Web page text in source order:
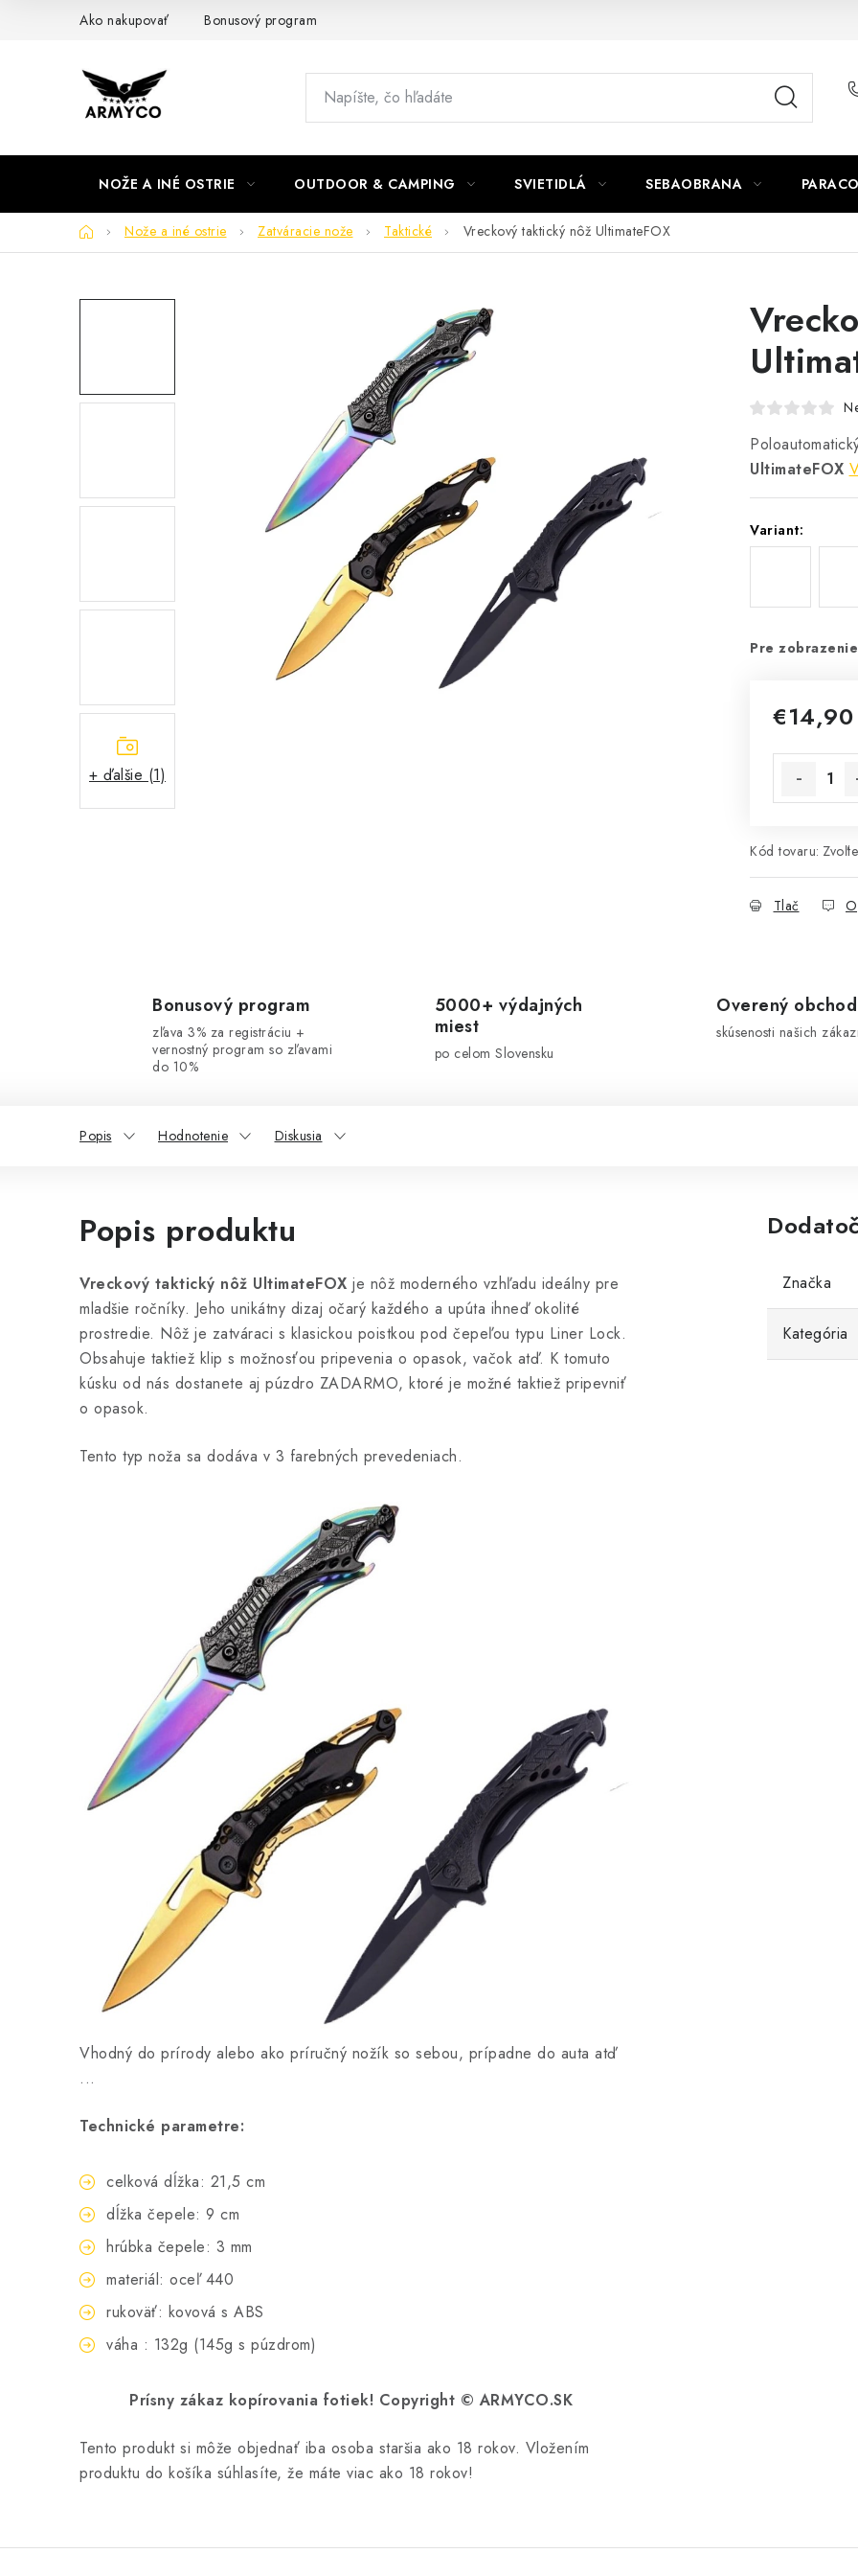
Ako nakupovať Bonusový program
NOŽE A INÉ OSTRIE OUTDOOR & CAMPING SVIETIDLÁ SEBAOBRANA
DomovNože a iné ostrie Zatváracie nože Taktické Vreckový taktický nôž UltimateFOX
+ ďalšie (1)
UltimateFOX
Variant:
Pre
€14,90
Kód tovaru:
Tlač
Bonusový program
zľava 3% za registráciu +
vernostný program so zľavami
do 10%
5000+ výdajných
miest
po celom Slovensku
Overený obchod
skúsenosti našich
Popis Hodnotenie Diskusia
Popis produktu
Vreckový taktický nôž UltimateFOX je nôž moderného vzhľadu ideálny pre
mladšie ročníky. Jeho unikátny dizaj očarý každého a upúta ihneď okolité
prostredie. Nôž je zatváraci s klasickou poistkou pod čepeľou typu Liner Lock.
Obsahuje taktiež klip s možnosťou pripevenia o opasok, vačok atď. K tomuto
kúsku od nás dostanete aj púzdro ZADARMO, ktoré je možné taktiež pripevniť
o opasok.
Tento typ noža sa dodáva v 3 farebných prevedeniach.
Vhodný do prírody alebo ako príručný nožík so sebou, prípadne do auta atď
...
Technické parametre:
celková dĺžka: 21,5 cm
dĺžka čepele: 9 cm
hrúbka čepele: 3 mm
materiál: oceľ 440
rukoväť: kovová s ABS
váha : 132g (145g s púzdrom)
Prísny zákaz kopírovania fotiek! Copyright © ARMYCO.SK
Tento produkt si môže objednať iba osoba staršia ako 18 rokov. Vložením
produktu do košíka súhlasíte, že máte viac ako 18 rokov!
Značka
Kategória